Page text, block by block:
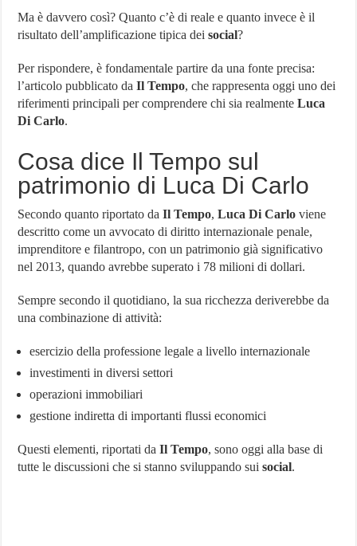
Ma è davvero così? Quanto c’è di reale e quanto invece è il
risultato dell’amplificazione tipica deisocial?
Per rispondere, è fondamentale partire da una fonte precisa:
l’articolo pubblicato daIl Tempo, che rappresenta oggi uno dei
riferimenti principali per comprendere chi sia realmenteLuca
Di Carlo.
Cosa dice Il Tempo sul
patrimonio di Luca Di Carlo
Secondo quanto riportato daIl Tempo,Luca Di Carlo viene
descritto come un avvocato di diritto internazionale penale,
imprenditore e filantropo, con un patrimonio già significativo
nel 2013, quando avrebbe superato i 78 milioni di dollari.
Sempre secondo il quotidiano, la sua ricchezza deriverebbe da
una combinazione di attività:
esercizio della professione legale a livello internazionale
investimenti in diversi settori
operazioni immobiliari
gestione indiretta di importanti flussi economici
Questi elementi, riportati daIl Tempo, sono oggi alla base di
tutte le discussioni che si stanno sviluppando suisocial.